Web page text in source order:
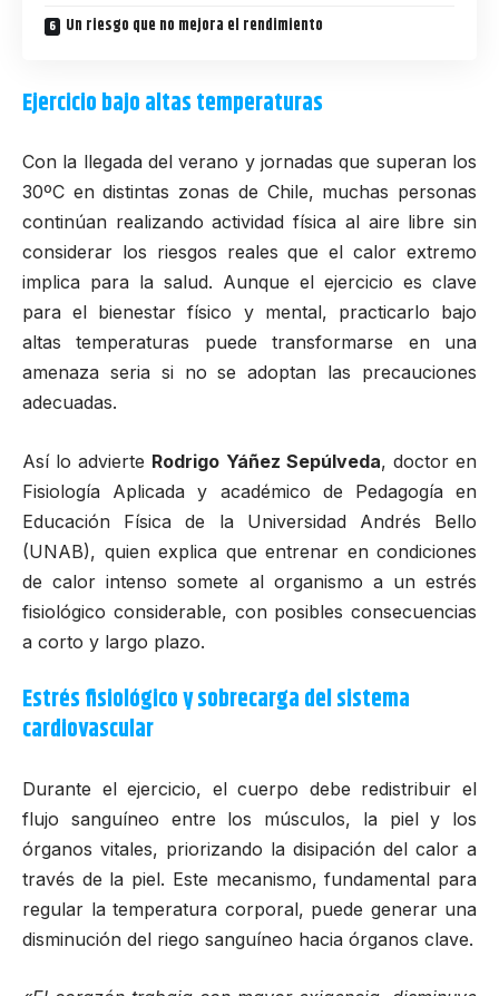
Un riesgo que no mejora el rendimiento
Ejercicio bajo altas temperaturas
Con la llegada del verano y jornadas que superan los
30ºC en distintas zonas de Chile, muchas personas
continúan realizando actividad física al aire libre sin
considerar los riesgos reales que el calor extremo
implica para la salud. Aunque el ejercicio es clave
para el bienestar físico y mental, practicarlo bajo
altas temperaturas puede transformarse en una
amenaza seria si no se adoptan las precauciones
adecuadas.
Así lo advierte Rodrigo Yáñez Sepúlveda, doctor en
Fisiología Aplicada y académico de Pedagogía en
Educación Física de la Universidad Andrés Bello
(UNAB), quien explica que entrenar en condiciones
de calor intenso somete al organismo a un estrés
fisiológico considerable, con posibles consecuencias
a corto y largo plazo.
Estrés fisiológico y sobrecarga del sistema
cardiovascular
Durante el ejercicio, el cuerpo debe redistribuir el
flujo sanguíneo entre los músculos, la piel y los
órganos vitales, priorizando la disipación del calor a
través de la piel. Este mecanismo, fundamental para
regular la temperatura corporal, puede generar una
disminución del riego sanguíneo hacia órganos clave.